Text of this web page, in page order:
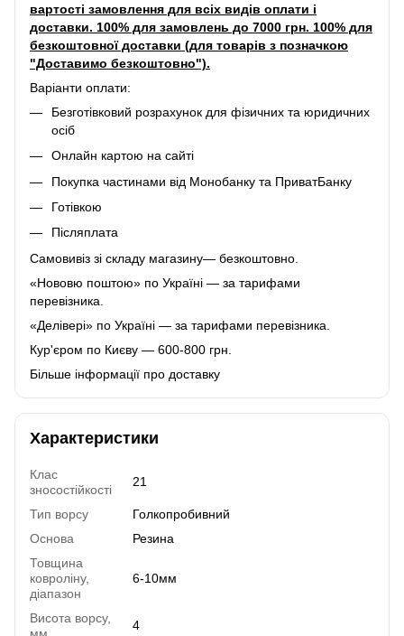
вартості замовлення для всіх видів оплати і
доставки. 100% для замовлень до 7000 грн. 100% для
безкоштовної доставки (для товарів з позначкою
"Доставимо безкоштовно").
Варіанти оплати:
Безготівковий розрахунок для фізичних та юридичних
осіб
Онлайн картою на сайті
Покупка частинами від Монобанку та ПриватБанку
Готівкою
Післяплата
Самовивіз зі складу магазину— безкоштовно.
«Нововю поштою» по Україні — за тарифами
перевізника.
«Делівері» по Україні — за тарифами перевізника.
Кур'єром по Києву — 600-800 грн.
Більше інформації про доставку
Характеристики
Клас
зносостійкості
21
Тип ворсу
Голкопробивний
Основа
Резина
Товщина
ковроліну,
діапазон
6-10мм
Висота ворсу,
мм
4